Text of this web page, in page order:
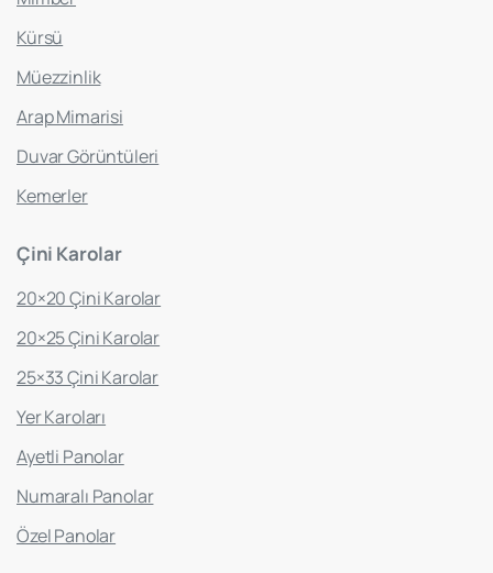
Kürsü
Müezzinlik
Arap Mimarisi
Duvar Görüntüleri
Kemerler
Çini Karolar
20×20 Çini Karolar
20×25 Çini Karolar
25×33 Çini Karolar
Yer Karoları
Ayetli Panolar
Numaralı Panolar
Özel Panolar